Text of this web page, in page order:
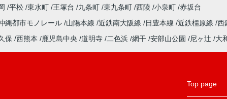
平松 東水町 王塚台 九条町 東九条町 西陵 小泉町 赤坂台
縄都市モノレール 山陽本線 近鉄南大阪線 日豊本線 近鉄橿原線 西
保 西熊本 鹿児島中央 道明寺 二色浜 網干 安部山公園 尼ヶ辻 大
Top page